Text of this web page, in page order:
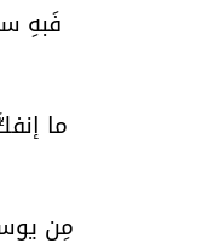
فَبهِ
ما
مِن